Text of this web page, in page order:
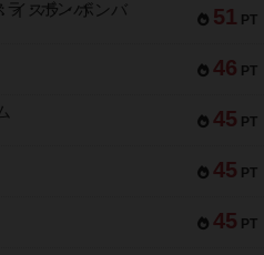
51 PT
イスラ・ボンバ
46 PT
45 PT
45 PT
45 PT